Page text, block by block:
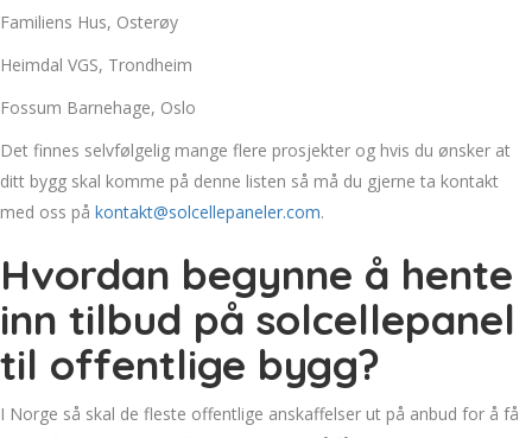
Familiens Hus, Osterøy
Heimdal VGS, Trondheim
Fossum Barnehage, Oslo
Det finnes selvfølgelig mange flere prosjekter og hvis du ønsker at
ditt bygg skal komme på denne listen så må du gjerne ta kontakt
med oss på kontakt@solcellepaneler.com.
Hvordan begynne å hente
inn tilbud på solcellepanel
til offentlige bygg?
I Norge så skal de fleste offentlige anskaffelser ut på anbud for å få